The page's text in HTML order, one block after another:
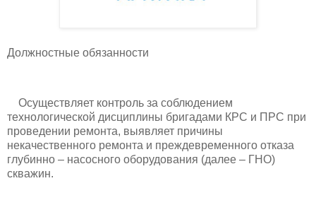
Должностные обязанности
Осуществляет контроль за соблюдением
технологической дисциплины бригадами КРС и ПРС при
проведении ремонта, выявляет причины
некачественного ремонта и преждевременного отказа
глубинно – насосного оборудования (далее – ГНО)
скважин.